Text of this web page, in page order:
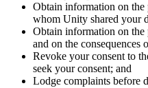
Obtain information on
whom Unity shared your
Obtain information on
and on the consequences
Revoke your consent to
seek your consent; and
Lodge complaints before